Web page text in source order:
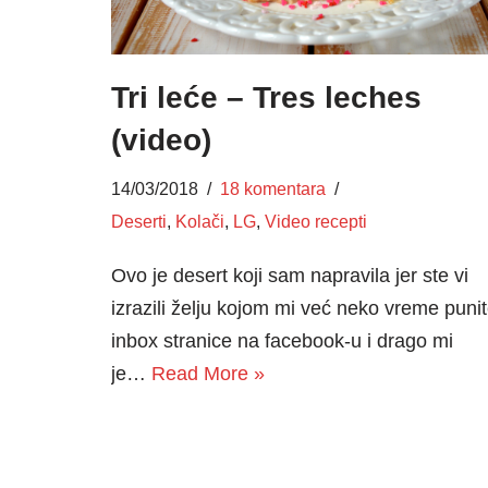
Tri leće – Tres leches
(video)
14/03/2018
18 komentara
Deserti, Kolači, LG, Video recepti
Ovo je desert koji sam napravila jer ste vi
izrazili želju kojom mi već neko vreme
inbox stranice na facebook-u i drago mi
je… Read More »